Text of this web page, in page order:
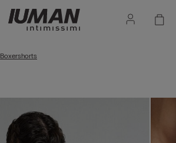
Boxershorts